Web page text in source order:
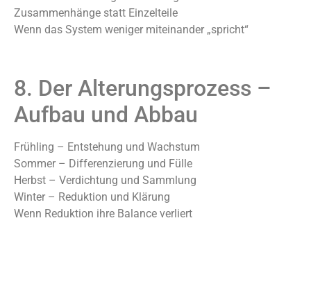
Zusammenhänge statt Einzelteile
Wenn das System weniger miteinander „spricht“
8. Der Alterungsprozess –
Aufbau und Abbau
Frühling – Entstehung und Wachstum
Sommer – Differenzierung und Fülle
Herbst – Verdichtung und Sammlung
Winter – Reduktion und Klärung
Wenn Reduktion ihre Balance verliert